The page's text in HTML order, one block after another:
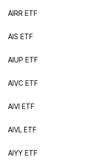
AIRR ETF
AIS ETF
AIUP ETF
AIVC ETF
AIVI ETF
AIVL ETF
AIYY ETF